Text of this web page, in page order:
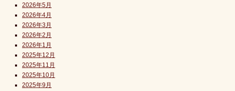
2026年5月
2026年4月
2026年3月
2026年2月
2026年1月
2025年12月
2025年11月
2025年10月
2025年9月